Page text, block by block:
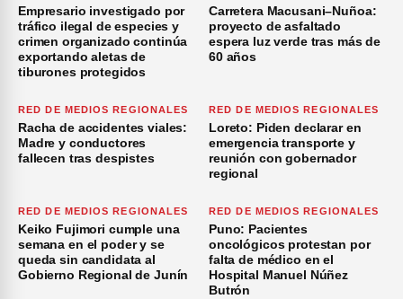
Empresario investigado por
tráfico ilegal de especies y
crimen organizado continúa
exportando aletas de
tiburones protegidos
Carretera Macusani–Nuñoa:
proyecto de asfaltado
espera luz verde tras más de
60 años
RED DE MEDIOS REGIONALES
Racha de accidentes viales:
Madre y conductores
fallecen tras despistes
RED DE MEDIOS REGIONALES
Loreto: Piden declarar en
emergencia transporte y
reunión con gobernador
regional
RED DE MEDIOS REGIONALES
Keiko Fujimori cumple una
semana en el poder y se
queda sin candidata al
Gobierno Regional de Junín
RED DE MEDIOS REGIONALES
Puno: Pacientes
oncológicos protestan por
falta de médico en el
Hospital Manuel Núñez
Butrón